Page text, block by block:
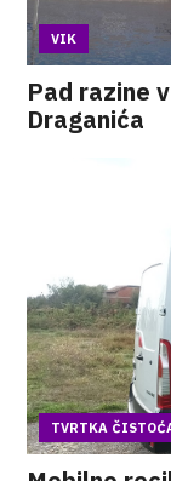
VIK
Pad razine
Draganića
TVRTKA